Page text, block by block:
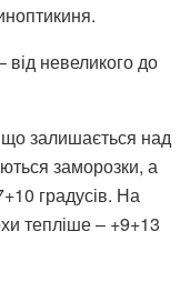
від невеликого до
залишається над
заморозки, а
градусів. На
тепліше – +9+13